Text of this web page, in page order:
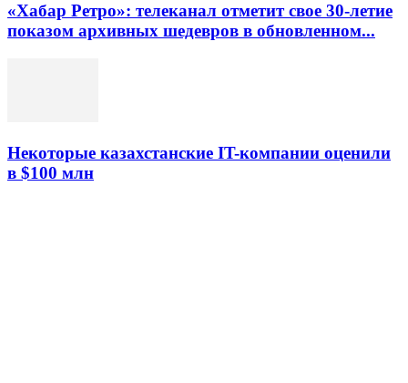
«Хабар Ретро»: телеканал отметит свое 30-летие
показом архивных шедевров в обновленном...
Некоторые казахстанские IT-компании оценили
в $100 млн